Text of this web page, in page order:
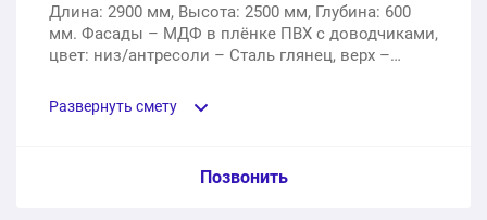
Длина: 2900 мм, Высота: 2500 мм, Глубина: 600
мм. Фасады – МДФ в плёнке ПВХ с доводчиками,
цвет: низ/антресоли – Сталь глянец, верх –
толщина 38мм.
Развернуть смету
Пункт сметы / Ед. изм. / Цена
Позвонить